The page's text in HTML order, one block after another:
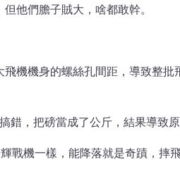
他們膽子賊大，啥都敢幹。
機機身的螺絲孔間距，導致整
，把磅當成了公斤，結果導致原
機一樣，能降落就是奇蹟，摔飛